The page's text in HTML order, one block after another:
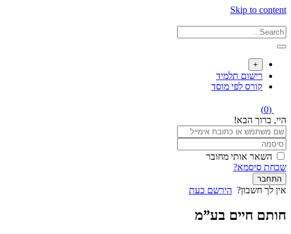
Skip to content
+
רישום תלמיד
קורס לפי מוסד
(0)
היי, ברוך הבא!
השאר אותי מחובר
שכחת סיסמא?
התחבר
אין לך חשבון? הירשם כעת
חותם חיים בע”מ